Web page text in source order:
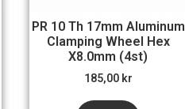
PR 10 Th 17mm Aluminum
Clamping Wheel Hex
X8.0mm (4st)
185,00 kr